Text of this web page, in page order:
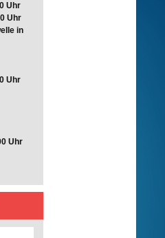
Uhr
Uhr
in
Uhr
Uhr